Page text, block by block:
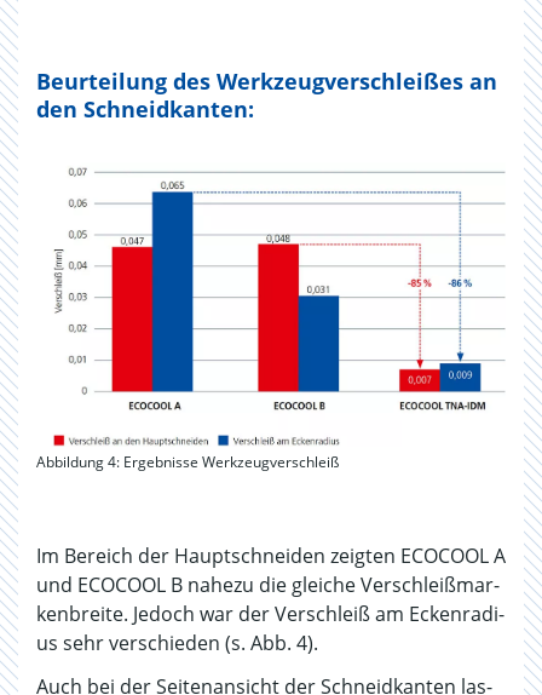
Beurteilung des Werkzeugverschleißes an
den Schneidkanten:
Abbildung 4: Ergebnisse Werkzeugverschleiß
Im Be­reich der Haupt­schnei­den zeig­ten ECO­COOL A
und ECO­COOL B na­he­zu die glei­che Ver­schlei­ß­mar­
ken­brei­te. Je­doch war der Ver­schleiß am Ecken­ra­di­
us sehr ver­schie­den (s. Abb. 4).
Auch bei der Sei­ten­an­sicht der Schneid­kan­ten las­